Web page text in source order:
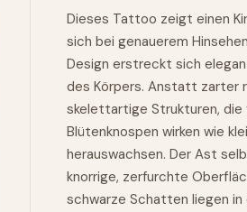
Dieses Tattoo zeigt einen
sich bei genauerem
Design erstreckt sich
des Körpers. Anstatt zarter
skelettartige Strukturen, die
Blütenknospen wirken wie
herauswachsen. Der Ast
knorrige, zerfurchte
schwarze Schatten liegen in